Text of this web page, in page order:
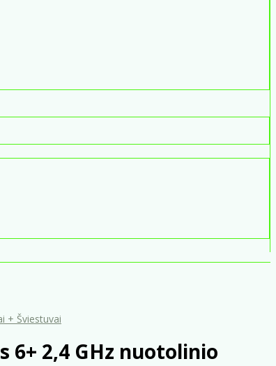
+ Šviestuvai
6+ 2,4 GHz nuotolinio